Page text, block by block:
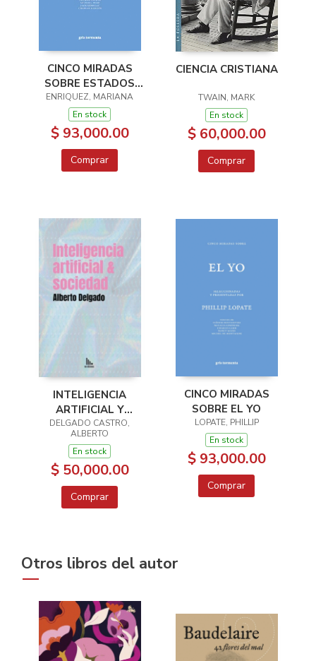
CINCO MIRADAS
SOBRE ESTADOS
UNIDOS
ENRIQUEZ, MARIANA
En stock
$ 93,000.00
Comprar
CIENCIA CRISTIANA
TWAIN, MARK
En stock
$ 60,000.00
Comprar
INTELIGENCIA
ARTIFICIAL Y
SOCIEDAD
DELGADO CASTRO,
ALBERTO
En stock
$ 50,000.00
Comprar
CINCO MIRADAS
SOBRE EL YO
LOPATE, PHILLIP
En stock
$ 93,000.00
Comprar
Otros libros del autor